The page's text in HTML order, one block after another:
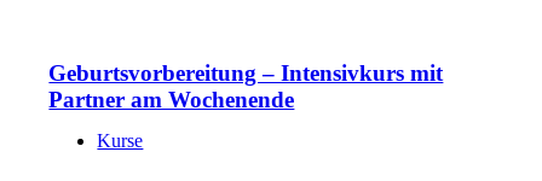
Kurse
Geburtsvorbereitung – Intensivkurs mit
Partner am Wochenende